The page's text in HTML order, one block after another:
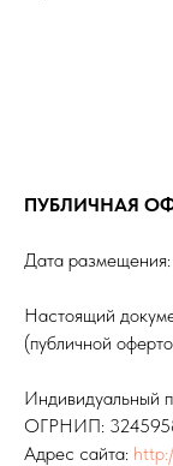
ПУБЛИЧНАЯ
Дата
Настоящий
(публичной
Индивидуальный
ОГРНИП:
Адрес сайта: